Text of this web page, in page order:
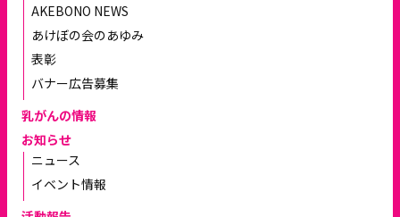
AKEBONO NEWS
あけぼの会のあゆみ
表彰
バナー広告募集
乳がんの情報
お知らせ
ニュース
イベント情報